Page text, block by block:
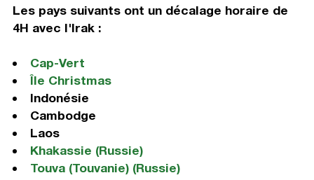
Les pays suivants ont un décalage horaire de
4H avec l'Irak :
Cap-Vert
Île Christmas
Indonésie
Cambodge
Laos
Khakassie (Russie)
Touva (Touvanie) (Russie)